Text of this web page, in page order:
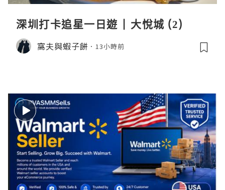
深圳打卡追星一日遊 | 大悅城 (2)
窩夫與蝦子餅 13小時前